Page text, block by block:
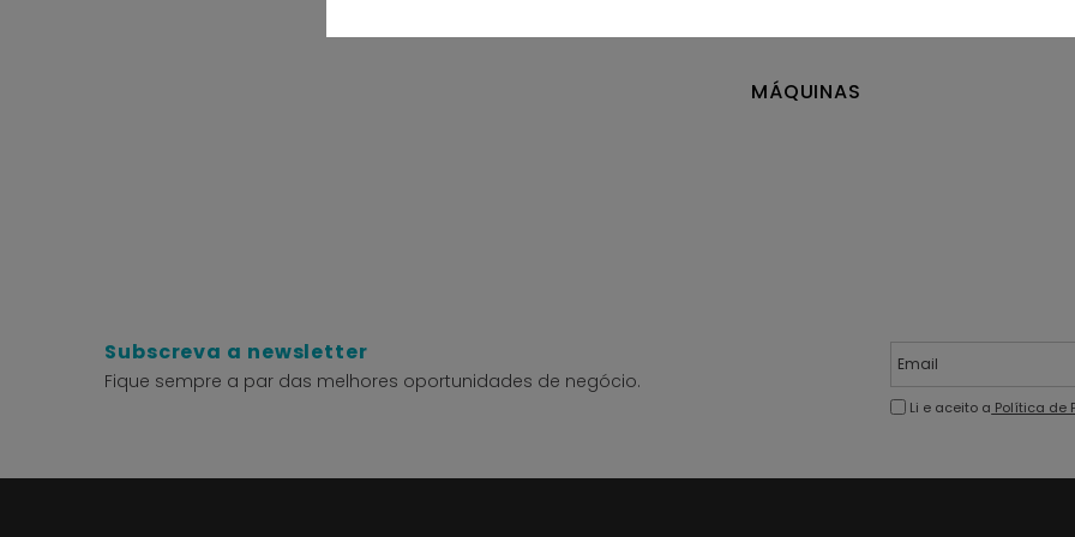
MÁQUINAS
Subscreva a newsletter
Fique sempre a par das melhores oportunidades de negócio.
Li e aceito a Política de